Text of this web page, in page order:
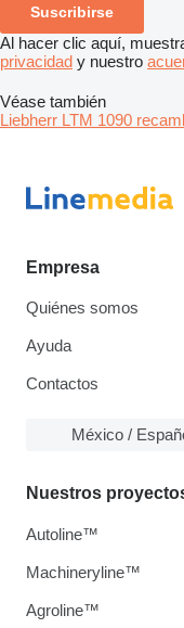
Suscribirse
Al hacer clic aquí,
privacidad y nuestro
Véase también
Liebherr LTM 1090
Empresa
Quiénes somos
Ayuda
Contactos
México /
Nuestros
Autoline™
Machineryline™
Agroline™